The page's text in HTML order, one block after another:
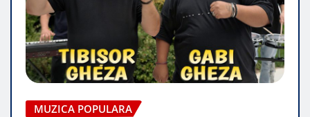
MUZICA POPULARA